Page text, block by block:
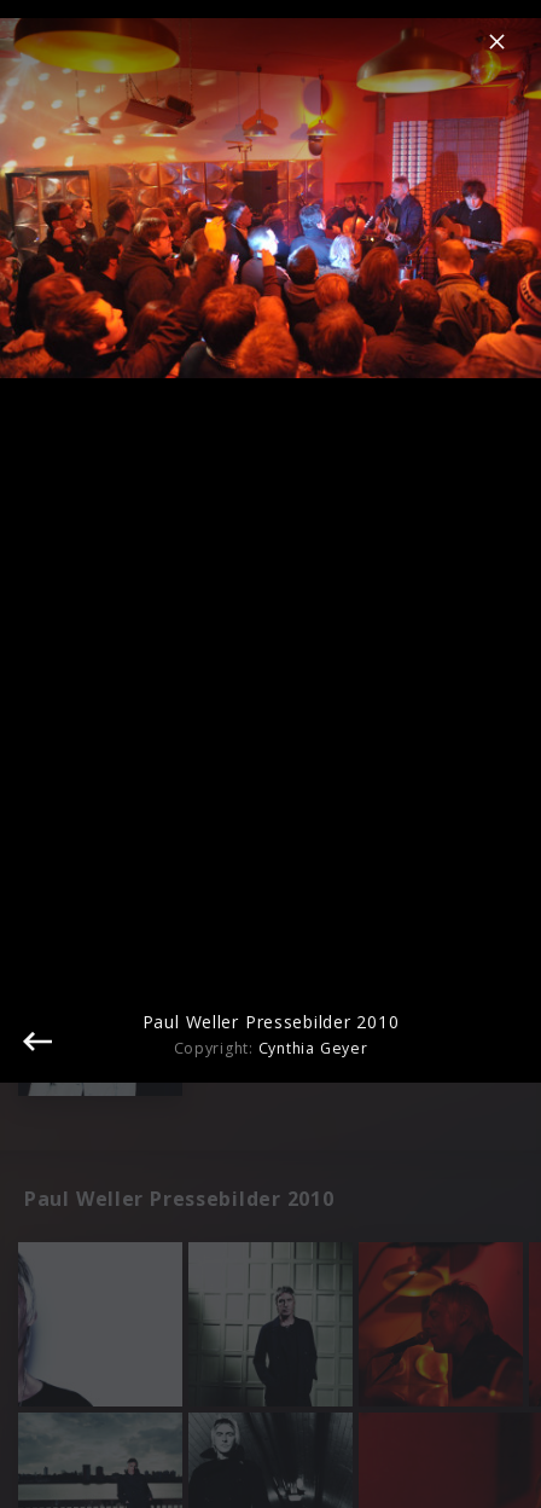
Menu
Paul Weller
Home News Musik Videos Fotos Biografie
Pressefoto (2024)
Paul Weller Pressebilder 2010
Paul Weller Pressebilder 2010
Copyright: Cynthia Geyer